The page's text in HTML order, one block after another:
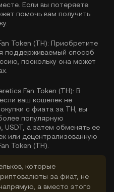
Если вы потеряете
помочь вам получить
Token (TH): Приобретите
поддерживаемый способ
поскольку она может
Fan Token (TH): В
ваш кошелек не
с фиата за TH, вы
популярную
USDT, а затем обменять ее
или децентрализованную
Token (TH).
которые
за фиат, не
а вместо этого